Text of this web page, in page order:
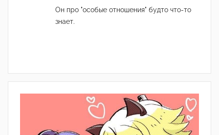
Он про "особые отношения" будто что-то
знает.